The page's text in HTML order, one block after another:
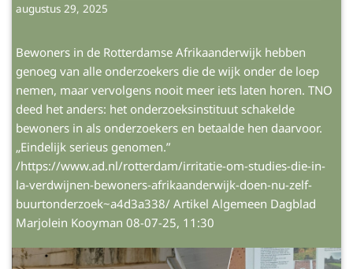
augustus 29, 2025
Bewoners in de Rotterdamse Afrikaanderwijk hebben
genoeg van alle onderzoekers die de wijk onder de loep
nemen, maar vervolgens nooit meer iets laten horen. TNO
deed het anders: het onderzoeksinstituut schakelde
bewoners in als onderzoekers en betaalde hen daarvoor.
„Eindelijk serieus genomen.”
/https://www.ad.nl/rotterdam/irritatie-om-studies-die-in-
la-verdwijnen-bewoners-afrikaanderwijk-doen-nu-zelf-
buurtonderzoek~a4d3a338/ Artikel Algemeen Dagblad
Marjolein Kooyman 08-07-25, 11:30